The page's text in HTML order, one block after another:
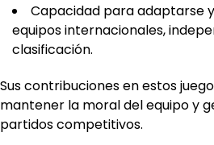
Capacidad para adaptarse
equipos internacionales,
clasificación.
Sus contribuciones en estos
mantener la moral del equipo y
partidos competitivos.